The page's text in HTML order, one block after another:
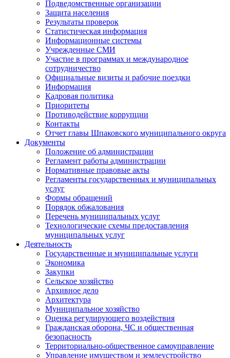
Подведомственные организации
Защита населения
Результаты проверок
Статистическая информация
Информационные системы
Учрежденные СМИ
Участие в программах и международное
сотрудничество
Официальные визиты и рабочие поездки
Информация
Кадровая политика
Приоритеты
Противодействие коррупции
Контакты
Отчет главы Шпаковского муниципального округа
Документы
Положение об администрации
Регламент работы администрации
Нормативные правовые акты
Регламенты государственных и муниципальных
услуг
Формы обращений
Порядок обжалования
Перечень муниципальных услуг
Технологические схемы предоставления
муниципальных услуг
Деятельность
Государственные и муниципальные услуги
Экономика
Закупки
Сельское хозяйство
Архивное дело
Архитектура
Муниципальное хозяйство
Оценка регулирующего воздействия
Гражданская оборона, ЧС и общественная
безопасность
Территориально-общественное самоуправление
Управление имуществом и землеустройство